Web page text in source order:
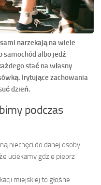
narzekają na wiele
samochód albo jedź
stać na własny
Irytujące zachowania
dzień.
podczas
niechęci do danej osoby.
uciekamy gdzie pieprz
miejskiej to głośne